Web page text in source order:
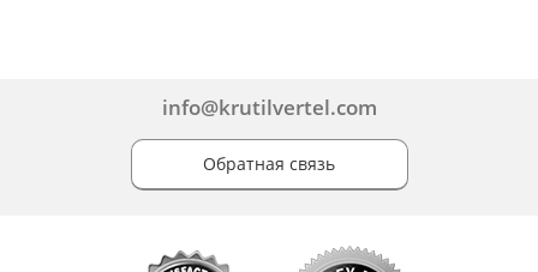
info@krutilvertel.com
Обратная связь